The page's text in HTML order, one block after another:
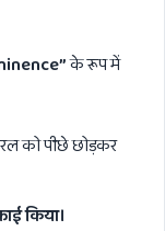
के रूप में
को पीछे छोड़कर
किया।